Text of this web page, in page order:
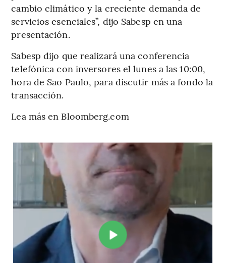
cambio climático y la creciente demanda de
servicios esenciales”, dijo Sabesp en una
presentación.
Sabesp dijo que realizará una conferencia
telefónica con inversores el lunes a las 10:00,
hora de Sao Paulo, para discutir más a fondo la
transacción.
Lea más en Bloomberg.com